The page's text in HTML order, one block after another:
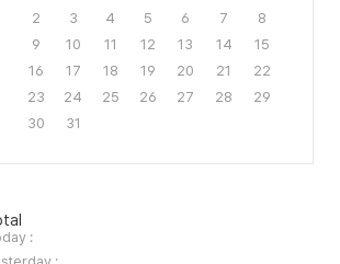
2
3 4 5 6 7
8
9
10 11 12 13 14
15
16
17 18 19 20 21
22
23
24 25 26 27 28
29
30
31
: